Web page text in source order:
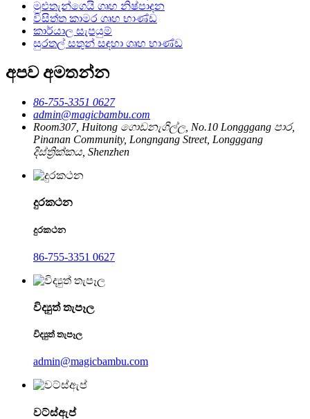
මුළුතැන්ගෙයි ගෘහ නිෂ්පාදන
විසිත්ත කාමර ගෘහ භාණ්ඩ
කාර්යාල සැපයුම්
සුරතල් සතුන් සඳහා ගෘහ භාණ්ඩ
අපව අමතන්න
86-755-3351 0627
admin@magicbambu.com
Room307, Huitong ගොඩනැගිල්ල, No.10 Longggang පාර,
Pinanan Community, Longngang Street, Longggang
දිස්ත්‍රික්කය, Shenzhen
දුරකථන
දුරකථන
86-755-3351 0627
විද්‍යුත් තැපෑල
විද්‍යුත් තැපෑල
admin@magicbambu.com
වට්ස්ඇප්